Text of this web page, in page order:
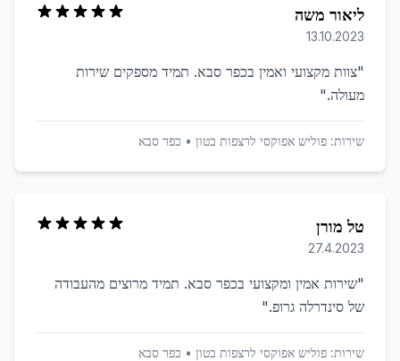
ליאור משה
13.10.2023
"צוות מקצועי ואמין בכפר סבא. תמיד מספקים שירות
מעולה."
שירות: פוליש אפוקסי לרצפות בטון • כפר סבא
טל מורן
27.4.2023
"שירות אמין ומקצועי בכפר סבא. תמיד מרוצים מהעבודה
של סינדרלה גרופ."
שירות: פוליש אפוקסי לרצפות בטון • כפר סבא